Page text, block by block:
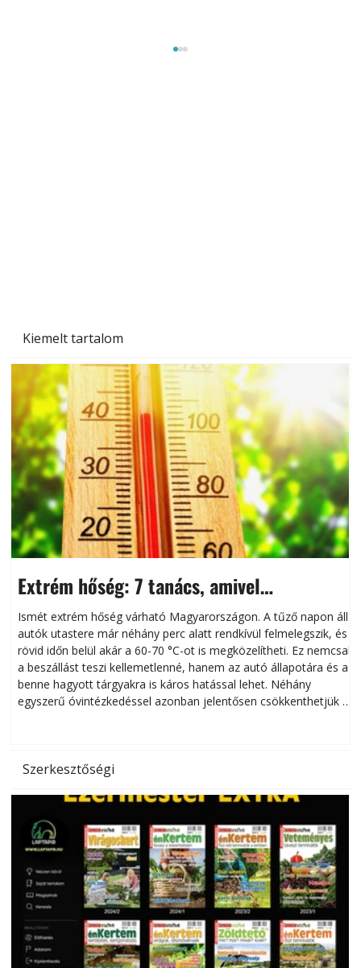
Kiemelt tartalom
Extrém hőség: 7 tanács, amivel
megóvhatjuk autónkat a nyári károktól
Ismét extrém hőség várható Magyarországon. A tűző napon álló
autók utastere már néhány perc alatt rendkívül felmelegszik, és
rövid időn belül akár a 60-70 °C-ot is megközelítheti. Ez nemcsak
a beszállást teszi kellemetlenné, hanem az autó állapotára és a
benne hagyott tárgyakra is káros hatással lehet. Néhány
egyszerű óvintézkedéssel azonban jelentősen csökkenthetjük a
Szerkesztőségi